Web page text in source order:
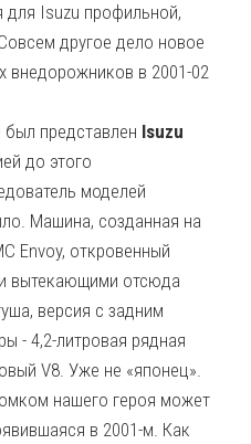
для Isuzu профильной,
другое дело новое
внедорожников в 2001-02
представлен Isuzu
до этого
моделей
Машина, созданная на
Envoy, откровенный
вытекающими отсюда
версия с задним
- 4,2-литровая рядная
V8. Уже не «японец».
нашего героя может
в 2001-м. Как